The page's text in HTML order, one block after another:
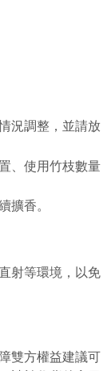
況調整，並請放
、使用竹枝數量
擴香。
射等環境，以免
雙方權益建議可